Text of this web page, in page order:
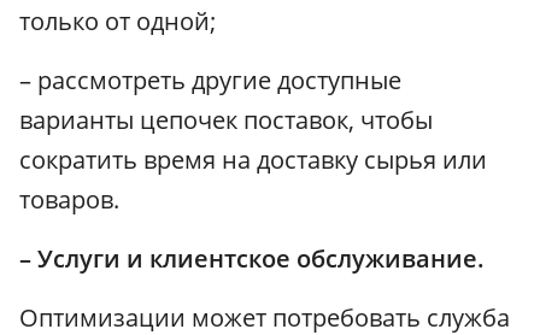
только от одной;
– рассмотреть другие доступные
варианты цепочек поставок, чтобы
сократить время на доставку сырья или
товаров.
– Услуги и клиентское обслуживание.
Оптимизации может потребовать служба